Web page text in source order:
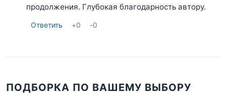
продолжения. Глубокая благодарность автору.
Ответить +0 -0
ПОДБОРКА ПО ВАШЕМУ ВЫБОРУ